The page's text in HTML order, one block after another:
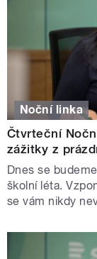
Noční linka
Čtvrteční
zážitky z
Dnes se
školní léta.
se vám nikdy